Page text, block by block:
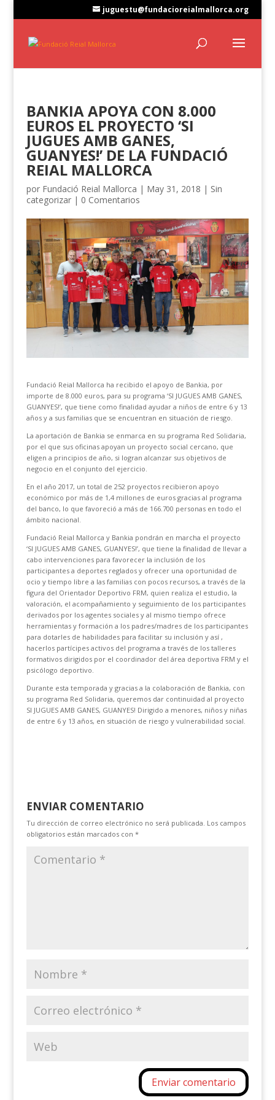
juguestu@fundacioreialmallorca.org
BANKIA APOYA CON 8.000
EUROS EL PROYECTO ‘SI
JUGUES AMB GANES,
GUANYES!’ DE LA FUNDACIÓ
REIAL MALLORCA
por Fundació Reial Mallorca | May 31, 2018 | Sin
categorizar| 0 Comentarios
Fundació Reial Mallorca ha recibido el apoyo de Bankia, por
importe de 8.000 euros, para su programa ‘SI JUGUES AMB GANES,
GUANYES!’, que tiene como finalidad ayudar a niños de entre 6 y 13
años y a sus familias que se encuentran en situación de riesgo.
La aportación de Bankia se enmarca en su programa Red Solidaria,
por el que sus oficinas apoyan un proyecto social cercano, que
eligen a principios de año, si logran alcanzar sus objetivos de
negocio en el conjunto del ejercicio.
En el año 2017, un total de 252 proyectos recibieron apoyo
económico por más de 1,4 millones de euros gracias al programa
del banco, lo que favoreció a más de 166.700 personas en todo el
ámbito nacional.
Fundació Reial Mallorca y Bankia pondrán en marcha el proyecto
‘SI JUGUES AMB GANES, GUANYES!’, que tiene la finalidad de llevar a
cabo intervenciones para favorecer la inclusión de los
participantes a deportes reglados y ofrecer una oportunidad de
ocio y tiempo libre a las familias con pocos recursos, a través de la
figura del Orientador Deportivo FRM, quien realiza el estudio, la
valoración, el acompañamiento y seguimiento de los participantes
derivados por los agentes sociales y al mismo tiempo ofrece
herramientas y formación a los padres/madres de los participantes
para dotarles de habilidades para facilitar su inclusión y así ,
hacerlos partícipes activos del programa a través de los talleres
formativos dirigidos por el coordinador del área deportiva FRM y el
psicólogo deportivo.
Durante esta temporada y gracias a la colaboración de Bankia, con
su programa Red Solidaria, queremos dar continuidad al proyecto
SI JUGUES AMB GANES, GUANYES! Dirigido a menores, niños y niñas
de entre 6 y 13 años, en situación de riesgo y vulnerabilidad social.
ENVIAR COMENTARIO
Tu dirección de correo electrónico no será publicada. Los campos
obligatorios están marcados con *